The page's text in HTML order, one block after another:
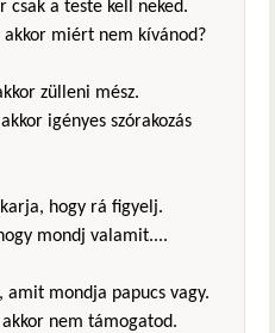
csak a teste kell neked.
akkor miért nem kívánod?
zülleni mész.
igényes szórakozás
hogy rá figyelj.
mondj valamit....
amit mondja papucs vagy.
nem támogatod.